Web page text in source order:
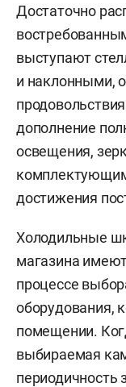
Достаточно
выступают
и наклонными,
дополнение
освещения,
достижения
Холодильные
магазина
процессе
оборудования,
помещении.
выбираемая
периодичность